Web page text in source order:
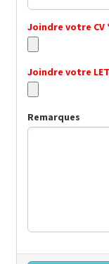
Joindre votre CV
Joindre votre
Remarques